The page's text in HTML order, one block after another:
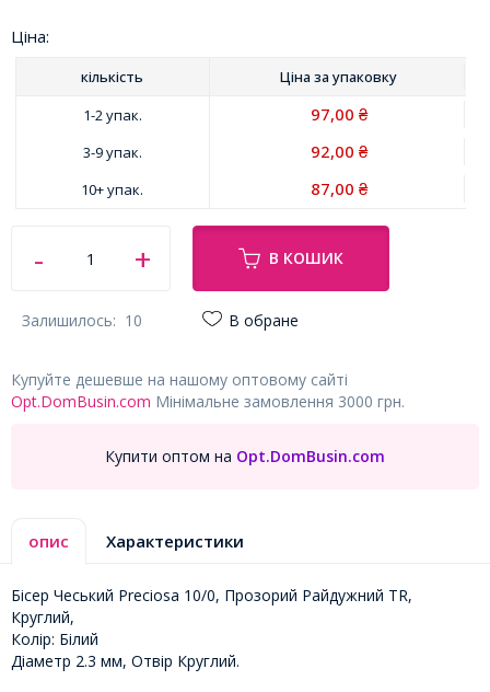
Ціна:
кількість Ціна заупаковку
1-2 упак.
97,00 ₴
3-9 упак. 92,00 ₴
10+ упак. 87,00 ₴
В КОШИК
Залишилось: 10 В обране
Купуйте дешевше на нашому оптовому сайті
Opt.DomBusin.com Мінімальне замовлення 3000 грн.
Купити оптом на Opt.DomBusin.com
опис Характеристики
Бісер Чеський Preciosa 10/0, Прозорий Райдужний TR,
Круглий,
Колір: Білий
Діаметр 2.3 мм, Отвір Круглий.